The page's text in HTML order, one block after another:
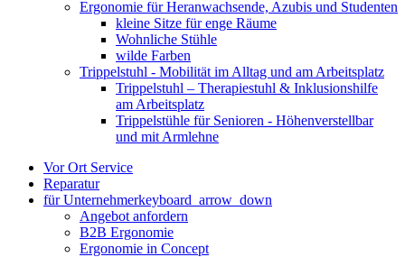
Ergonomie für Heranwachsende, Azubis und Studenten
kleine Sitze für enge Räume
Wohnliche Stühle
wilde Farben
Trippelstuhl - Mobilität im Alltag und am Arbeitsplatz
Trippelstuhl – Therapiestuhl & Inklusionshilfe
am Arbeitsplatz
Trippelstühle für Senioren - Höhenverstellbar
und mit Armlehne
Vor Ort Service
Reparatur
für Unternehmerkeyboard_arrow_down
Angebot anfordern
B2B Ergonomie
Ergonomie in Concept